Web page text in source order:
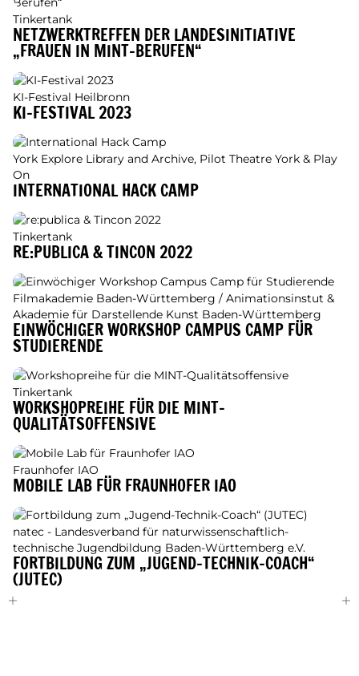
Tinkertank
NETZWERKTREFFEN DER LANDESINITIATIVE
„FRAUEN IN MINT-BERUFEN“
KI-Festival Heilbronn
KI-FESTIVAL 2023
York Explore Library and Archive, Pilot Theatre York & Play
On
INTERNATIONAL HACK CAMP
Tinkertank
RE:PUBLICA & TINCON 2022
Filmakademie Baden-Württemberg / Animationsinstut &
Akademie für Darstellende Kunst Baden-Württemberg
EINWÖCHIGER WORKSHOP CAMPUS CAMP FÜR
STUDIERENDE
Tinkertank
WORKSHOPREIHE FÜR DIE MINT-
QUALITÄTSOFFENSIVE
Fraunhofer IAO
MOBILE LAB FÜR FRAUNHOFER IAO
natec - Landesverband für naturwissenschaftlich-
technische Jugendbildung Baden-Württemberg e.V.
FORTBILDUNG ZUM „JUGEND-TECHNIK-COACH“
(JUTEC)